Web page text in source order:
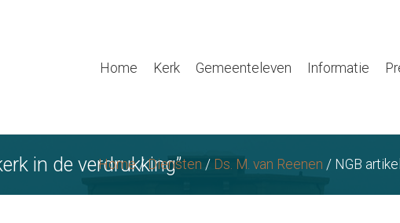
Home
Kerk Gemeenteleven Informatie
Home/Diensten / Ds. M. van Reenen / NGB
in de verdrukking”